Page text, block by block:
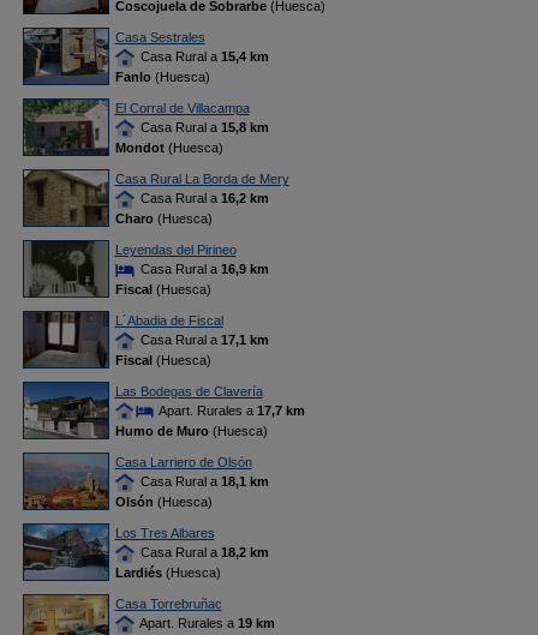
Coscojuela de Sobrarbe(Huesca)
Casa Sestrales
Casa Rural a 15,4 km
Fanlo(Huesca)
El Corral de Villacampa
Casa Rural a 15,8 km
Mondot(Huesca)
Casa Rural La Borda de Mery
Casa Rural a 16,2 km
Charo(Huesca)
Leyendas del Pirineo
Casa Rural a 16,9 km
Fiscal(Huesca)
L´Abadia de Fiscal
Casa Rural a 17,1 km
Fiscal(Huesca)
Las Bodegas de Clavería
Apart. Rurales a 17,7 km
Humo de Muro(Huesca)
Casa Larriero de Olsón
Casa Rural a 18,1 km
Olsón (Huesca)
Los Tres Albares
Casa Rural a 18,2 km
Lardiés(Huesca)
Casa Torrebruñac
Apart. Rurales a 19 km